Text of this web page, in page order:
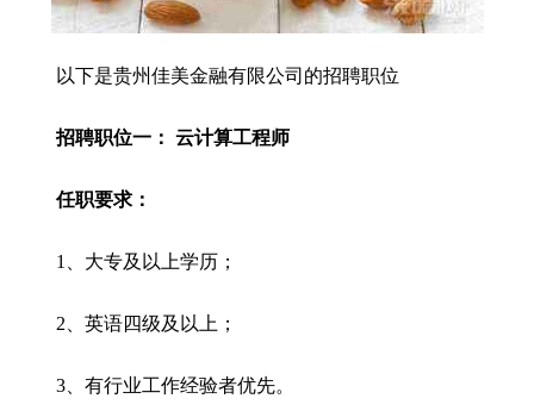
以下是贵州佳美金融有限公司的招聘职位
招聘职位一： 云计算工程师
任职要求：
1、大专及以上学历；
2、英语四级及以上；
3、有行业工作经验者优先。